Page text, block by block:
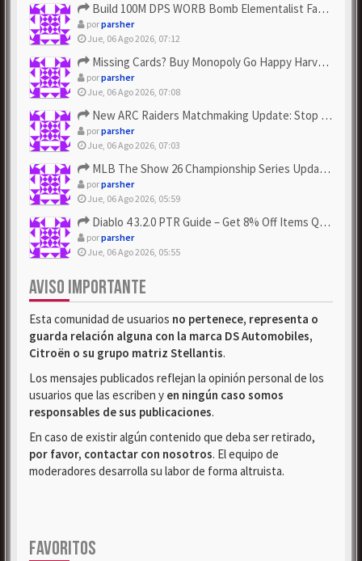
Build 100M DPS WORB Bomb Elementalist Fast - Grab POE Curren...
porparsher
Jue, 06 Ago 2026, 07:12
Missing Cards? Buy Monopoly Go Happy Harvest with Looney Tun...
porparsher
Jue, 06 Ago 2026, 07:08
New ARC Raiders Matchmaking Update: Stop Failed - Grab Bluep...
porparsher
Jue, 06 Ago 2026, 07:03
MLB The Show 26 Championship Series Update! Get Cheap & ...
porparsher
Jue, 06 Ago 2026, 05:59
Diablo 4 3.2.0 PTR Guide – Get 8% Off Items Quickly to Test ...
porparsher
Jue, 06 Ago 2026, 05:55
AVISO IMPORTANTE
Esta comunidad de usuarios no pertenece, representa o
guarda relación alguna con la marca DS Automobiles,
Citroën o su grupo matriz Stellantis.
Los mensajes publicados reflejan la opinión personal de los
usuarios que las escriben y en ningún caso somos
responsables de sus publicaciones.
En caso de existir algún contenido que deba ser retirado,
por favor, contactar con nosotros. El equipo de
moderadores desarrolla su labor de forma altruista.
FAVORITOS